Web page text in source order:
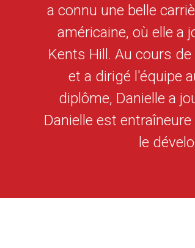
a connu une belle
américaine, où elle a
Kents Hill. Au cours
et a dirigé l'équipe
diplôme, Danielle a
Danielle est
le